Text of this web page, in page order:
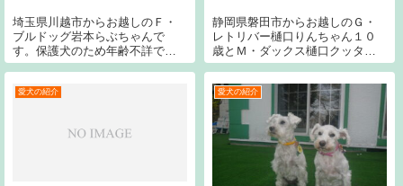
埼玉県川越市からお越しのＦ・
ブルドッグ岩本らぶちゃんで
す。保護犬のため年齢不詳で
す。宜しくお願いします。千葉
井ニコちゃん９歳（中）です。
リーちゃん７歳（左）...
静岡県磐田市からお越しのＧ・
レトリバー樋口りんちゃん１０
歳とＭ・ダックス樋口クッタち
ゃん２歳（左）と同じく樋口ウ
す。今シーズン２回目です。今
回で１７回目です。宜しくお願
いします。
愛犬の紹介 愛犬の紹介